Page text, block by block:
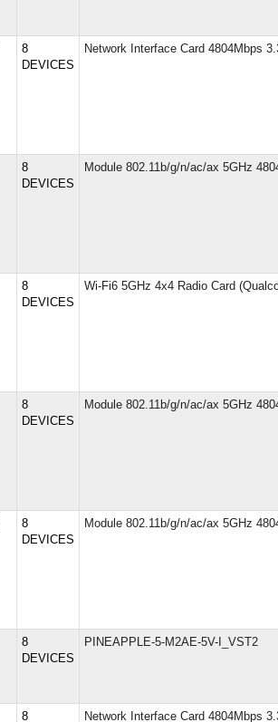
8
DEVICES
Network Interface Card 4804Mbps
8
DEVICES
Module 802.11b/g/n/ac/ax 5GHz
8
DEVICES
Wi-Fi6 5GHz 4x4 Radio Card
8
DEVICES
Module 802.11b/g/n/ac/ax 5GHz
8
DEVICES
Module 802.11b/g/n/ac/ax 5GHz
8
DEVICES
PINEAPPLE-5-M2AE-5V-I_VST2
8 Network Interface Card 4804Mbps